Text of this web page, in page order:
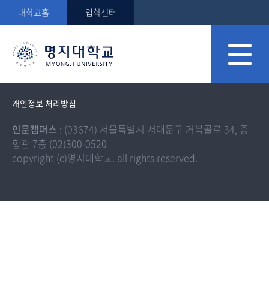
대학교홈 입학센터
개인정보 처리방침
인문캠퍼스 : (03674) 서울특별시 서대문구 거북골로 34, 종
합관 7층 (02)300-0520
copyright (c)명지대학교. all rights reserved.